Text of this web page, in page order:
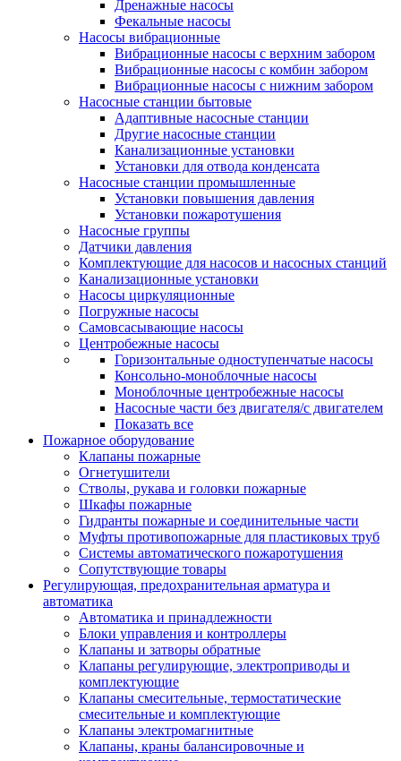
Дренажные насосы
Фекальные насосы
Насосы вибрационные
Вибрационные насосы с верхним забором
Вибрационные насосы с комбин забором
Вибрационные насосы с нижним забором
Насосные станции бытовые
Адаптивные насосные станции
Другие насосные станции
Канализационные установки
Установки для отвода конденсата
Насосные станции промышленные
Установки повышения давления
Установки пожаротушения
Насосные группы
Датчики давления
Комплектующие для насосов и насосных станций
Канализационные установки
Насосы циркуляционные
Погружные насосы
Самовсасывающие насосы
Центробежные насосы
Горизонтальные одноступенчатые насосы
Консольно-моноблочные насосы
Моноблочные центробежные насосы
Насосные части без двигателя/с двигателем
Показать все
Пожарное оборудование
Клапаны пожарные
Огнетушители
Стволы, рукава и головки пожарные
Шкафы пожарные
Гидранты пожарные и соединительные части
Муфты противопожарные для пластиковых труб
Системы автоматического пожаротушения
Сопутствующие товары
Регулирующая, предохранительная арматура и
автоматика
Автоматика и принадлежности
Блоки управления и контроллеры
Клапаны и затворы обратные
Клапаны регулирующие, электроприводы и
комплектующие
Клапаны смесительные, термостатические
смесительные и комплектующие
Клапаны электромагнитные
Клапаны, краны балансировочные и